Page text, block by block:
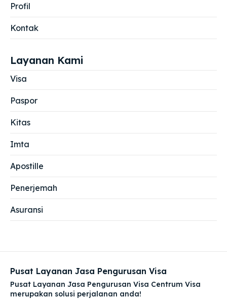
Profil
Kontak
Layanan Kami
Visa
Paspor
Kitas
Imta
Apostille
Penerjemah
Asuransi
Pusat Layanan Jasa Pengurusan Visa
Pusat Layanan Jasa Pengurusan Visa Centrum Visa
merupakan solusi perjalanan anda!